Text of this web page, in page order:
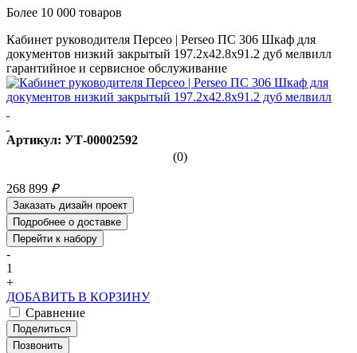
Более 10 000 товаров
Кабинет руководителя Персео | Perseo ПС 306 Шкаф для
документов низкий закрытый 197.2x42.8x91.2 дуб мелвилл
гарантийное и сервисное обслуживание
Артикул: УТ-00002592
(0)
268 899 ₽
Заказать дизайн проект
Подробнее о доставке
Перейти к набору
-
1
+
ДОБАВИТЬ В КОРЗИНУ
Сравнение
Поделиться
Позвонить